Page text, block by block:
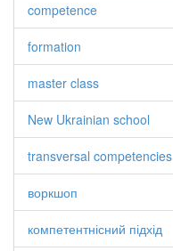
competence
formation
master class
New Ukrainian school
transversal competencies
воркшоп
компетентнісний підхід